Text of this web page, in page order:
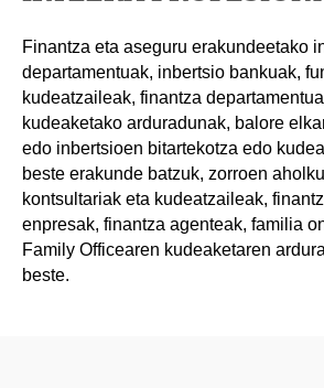
Finantza eta aseguru erakundeetako
departamentuak, inbertsio bankuak,
kudeatzaileak, finantza
kudeaketako arduradunak, balore
edo inbertsioen bitartekotza edo
beste erakunde batzuk, zorroen
kontsultariak eta kudeatzaileak,
enpresak, finantza agenteak, familia
Family Officearen kudeaketaren
beste.